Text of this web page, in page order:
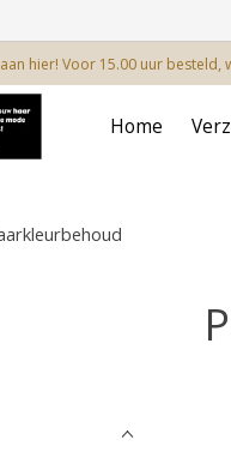
hier! Voor 15.00 uur
Home